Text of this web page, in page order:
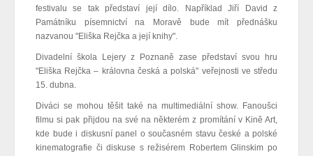
festivalu se tak představí její dílo. Například Jiří David z
Památníku písemnictví na Moravě bude mít přednášku
nazvanou "Eliška Rejčka a její knihy".
Divadelní škola Lejery z Poznaně zase představí svou hru
"Eliška Rejčka – královna česká a polská" veřejnosti ve středu
15. dubna.
Diváci se mohou těšit také na multimediální show. Fanoušci
filmu si pak přijdou na své na některém z promítání v Kině Art,
kde bude i diskusní panel o současném stavu české a polské
kinematografie či diskuse s režisérem Robertem Glinskim po